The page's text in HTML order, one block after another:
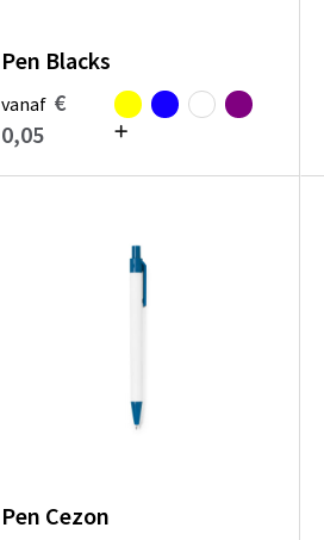
Pen Blacks
vanaf €
0,05
Pen Cezon